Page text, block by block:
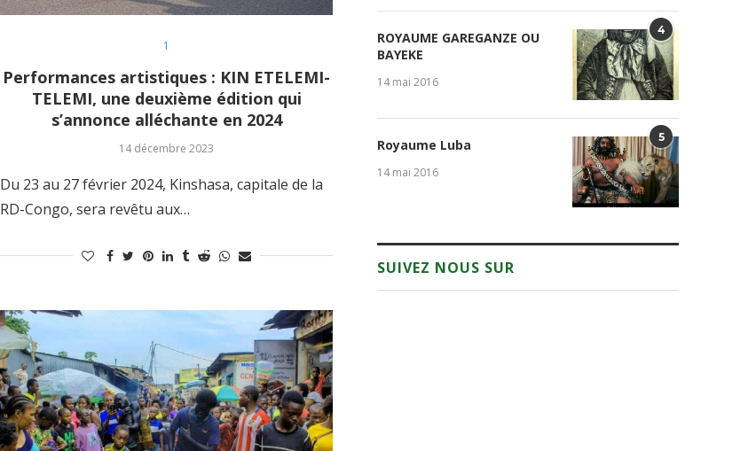
1
Performances artistiques : KIN ETELEMI-
TELEMI, une deuxième édition qui
s’annonce alléchante en 2024
14 décembre 2023
Du 23 au 27 février 2024, Kinshasa, capitale de la
RD-Congo, sera revêtu aux…
4
ROYAUME GAREGANZE OU
BAYEKE
14 mai 2016
5
Royaume Luba
14 mai 2016
SUIVEZ NOUS SUR